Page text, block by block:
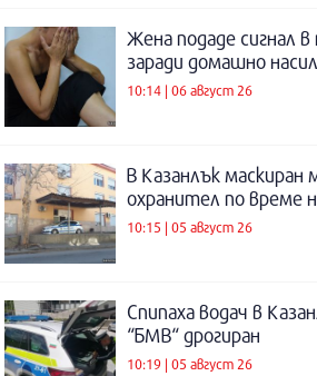
Жена подаде сигнал
заради домашно
10:14 | 06 август 26
В Казанлък маскиран
охранител по време
10:15 | 05 август 26
Спипаха водач в
“БМВ“ дрогиран
10:19 | 05 август 26